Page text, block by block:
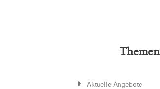
Themen
Aktuelle Angebote